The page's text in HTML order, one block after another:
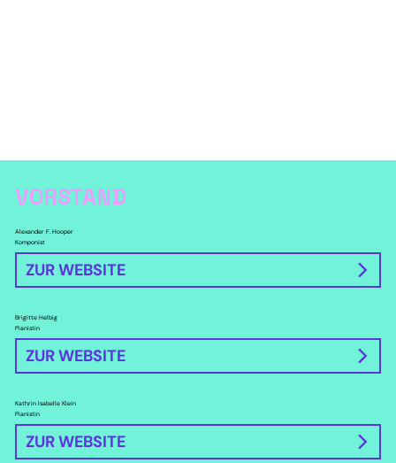
VORSTAND
Alexander F. Hooper
Komponist
ZUR WEBSITE
Brigitte Helbig
Pianistin
ZUR WEBSITE
Kathrin Isabelle Klein
Pianistin
ZUR WEBSITE